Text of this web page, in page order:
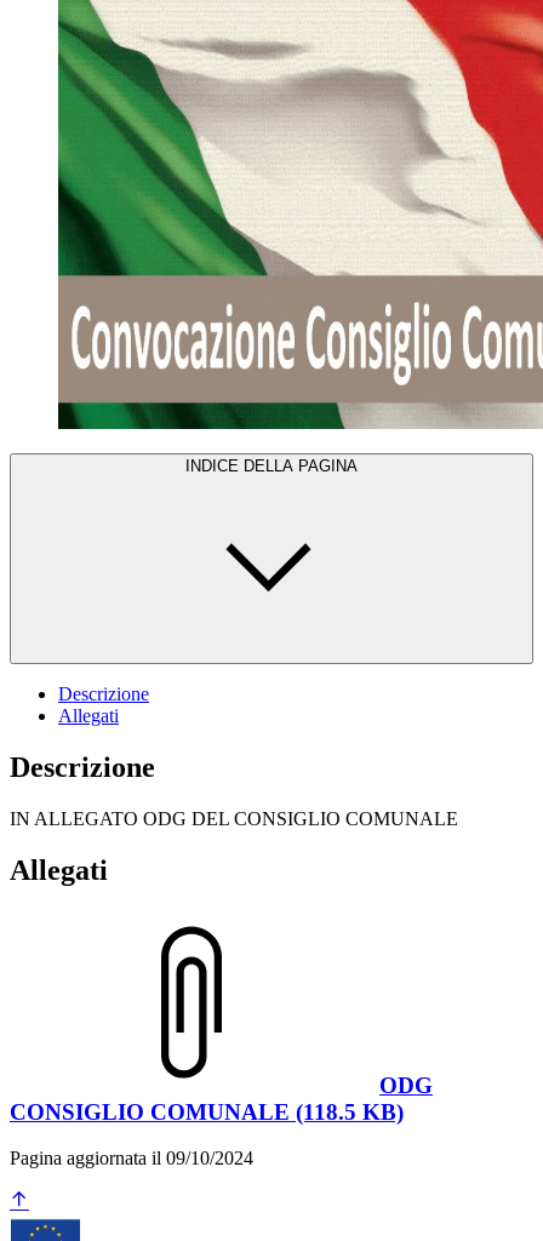
INDICE DELLA PAGINA
Descrizione
Allegati
Descrizione
IN ALLEGATO ODG DEL CONSIGLIO COMUNALE
Allegati
ODG
CONSIGLIO COMUNALE (118.5 KB)
Pagina aggiornata il 09/10/2024